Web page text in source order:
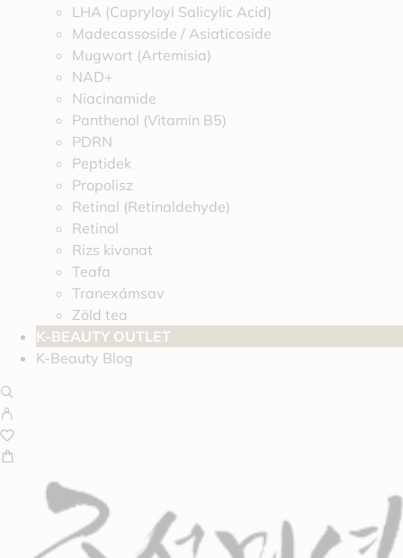
LHA (Capryloyl Salicylic Acid)
Madecassoside / Asiaticoside
Mugwort (Artemisia)
NAD+
Niacinamide
Panthenol (Vitamin B5)
PDRN
Peptidek
Propolisz
Retinal (Retinaldehyde)
Retinol
Rizs kivonat
Teafa
Tranexámsav
Zöld tea
K-BEAUTY OUTLET
K-Beauty Blog